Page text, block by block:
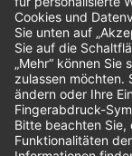
Geprüfter Shop